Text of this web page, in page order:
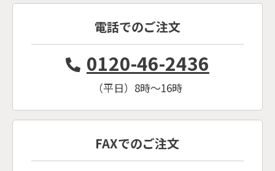
電話でのご注文
0120-46-2436
（平日）8時〜16時
FAXでのご注文